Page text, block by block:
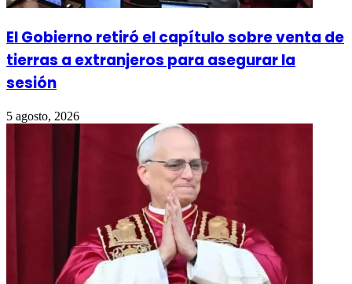
El Gobierno retiró el capítulo sobre venta de
tierras a extranjeros para asegurar la
sesión
5 agosto, 2026